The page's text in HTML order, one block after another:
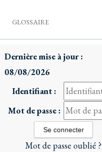
GLOSSAIRE
Dernière mise à jour :
08/08/2026
Identifiant :
Mot de passe :
Mot de passe oublié ?